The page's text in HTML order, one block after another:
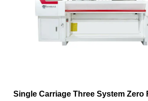
Single Carriage Three System Zero